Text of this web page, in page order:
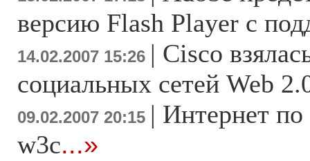
версию Flash Player c
14.02.2007 15:26 | Cisco
социальных сетей Web
09.02.2007 20:15 | Интернет по
w3c...»